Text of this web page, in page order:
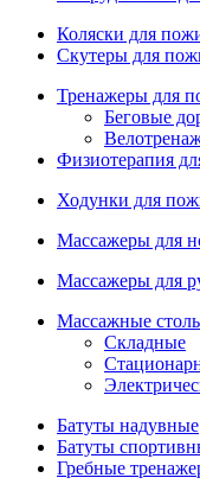
Коляски для
Скутеры для
Тренажеры для
Беговые
Физиотерапия
Ходунки для
Массажеры для
Массажеры для
Массажные
Складные
Батуты надувные
Батуты
Гребные